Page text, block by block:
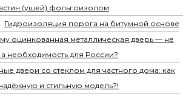
(ушей) фольгоизолом
Гидроизоляция порога на битумной основе
оцинкованная металлическая дверь — не
необходимость для России?
двери со стеклом для частного дома: как
и стильную модель?!